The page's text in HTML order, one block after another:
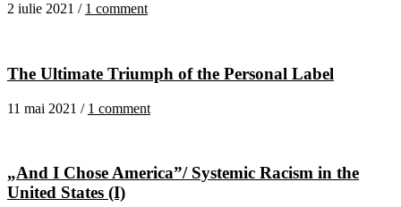
2 iulie 2021 / 1 comment
The Ultimate Triumph of the Personal Label
11 mai 2021 / 1 comment
„And I Chose America”/ Systemic Racism in the
United States (I)